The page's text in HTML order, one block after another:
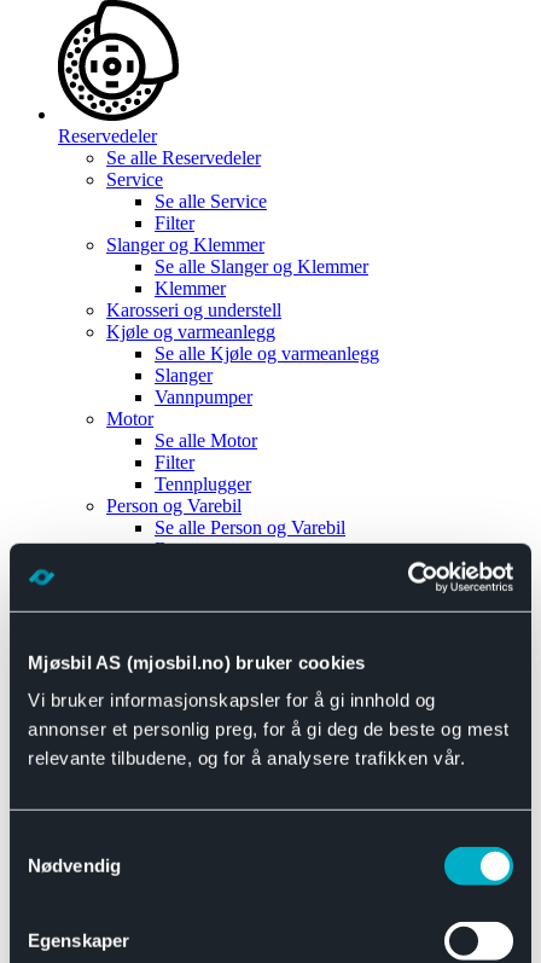
Mjøsbil AS (mjosbil.no) bruker cookies
Vi bruker informasjonskapsler for å gi innhold og
annonser et personlig preg, for å gi deg de beste og mest
relevante tilbudene, og for å analysere trafikken vår.
Nødvendig
Egenskaper
Reservedeler
Se alle Reservedeler
Service
Se alle Service
Filter
Slanger og Klemmer
Se alle Slanger og Klemmer
Klemmer
Karosseri og understell
Kjøle og varmeanlegg
Se alle Kjøle og varmeanlegg
Slanger
Vannpumper
Motor
Se alle Motor
Filter
Tennplugger
Person og Varebil
Se alle Person og Varebil
Brems
Motor og drivverk
Se alle Universal
Bremsedeler
Se alle Bremsedeler
Bremsenippler
Drivline og motor
Se alle Drivline og motor
Eksosanlegg